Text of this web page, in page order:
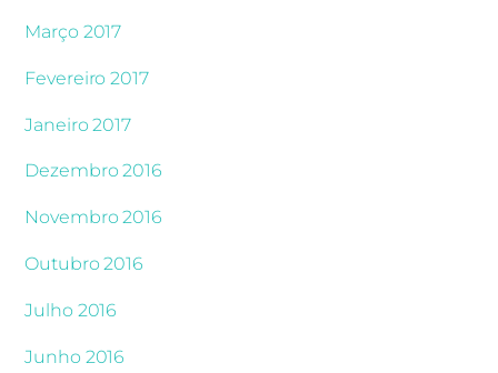
Março 2017
Fevereiro 2017
Janeiro 2017
Dezembro 2016
Novembro 2016
Outubro 2016
Julho 2016
Junho 2016